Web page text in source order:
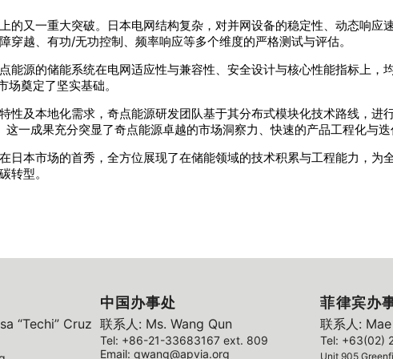
的又一重大突破。日本电网结构复杂，对并网设备的稳定性、动态响应
越、有功/无功控制、频率响应等多个维度的严格测试与评估。
能源的储能系统在电网适应性与兼容性、安全设计与核心性能指标上，
奠定了坚实基础。
性及本地化需求，奇点能源研发团队基于其分布式模块化技术路线，进
一成果充分突显了奇点能源卓越的市场洞察力、快速的产品工程化与迭
日本市场的首秀，全方位展现了在储能领域的技术积累与工程能力，为
转型。
“Techi” Cruz
中国办事处
联系人: Ms. Wang Qun
Tel: +86-21-33683167 ext. 809
Email: qwang@apvia.org
菲律宾办
联系人:
Tel: +63(02)
Unit 905